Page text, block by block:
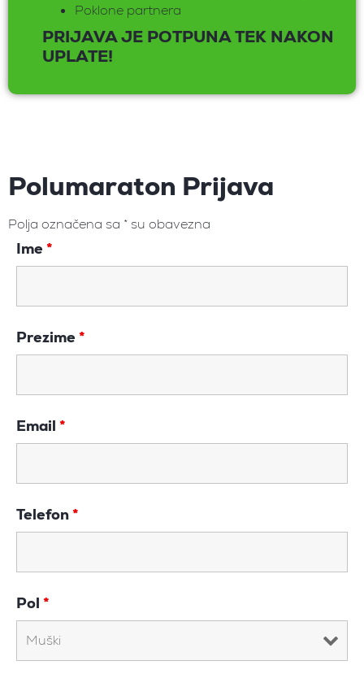
Poklone partnera
PRIJAVA JE POTPUNA TEK NAKON
UPLATE!
Polumaraton Prijava
Polja označena sa * su obavezna
Ime *
Prezime *
Email *
Telefon*
Pol *